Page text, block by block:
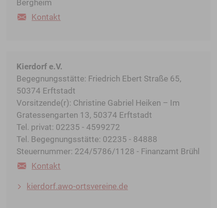
Bergheim
Kontakt
Kierdorf e.V.
Begegnungsstätte: Friedrich Ebert Straße 65,
50374 Erftstadt
Vorsitzende(r): Christine Gabriel Heiken – Im
Gratessengarten 13, 50374 Erftstadt
Tel. privat: 02235 - 4599272
Tel. Begegnungsstätte: 02235 - 84888
Steuernummer: 224/5786/1128 - Finanzamt Brühl
Kontakt
kierdorf.awo-ortsvereine.de